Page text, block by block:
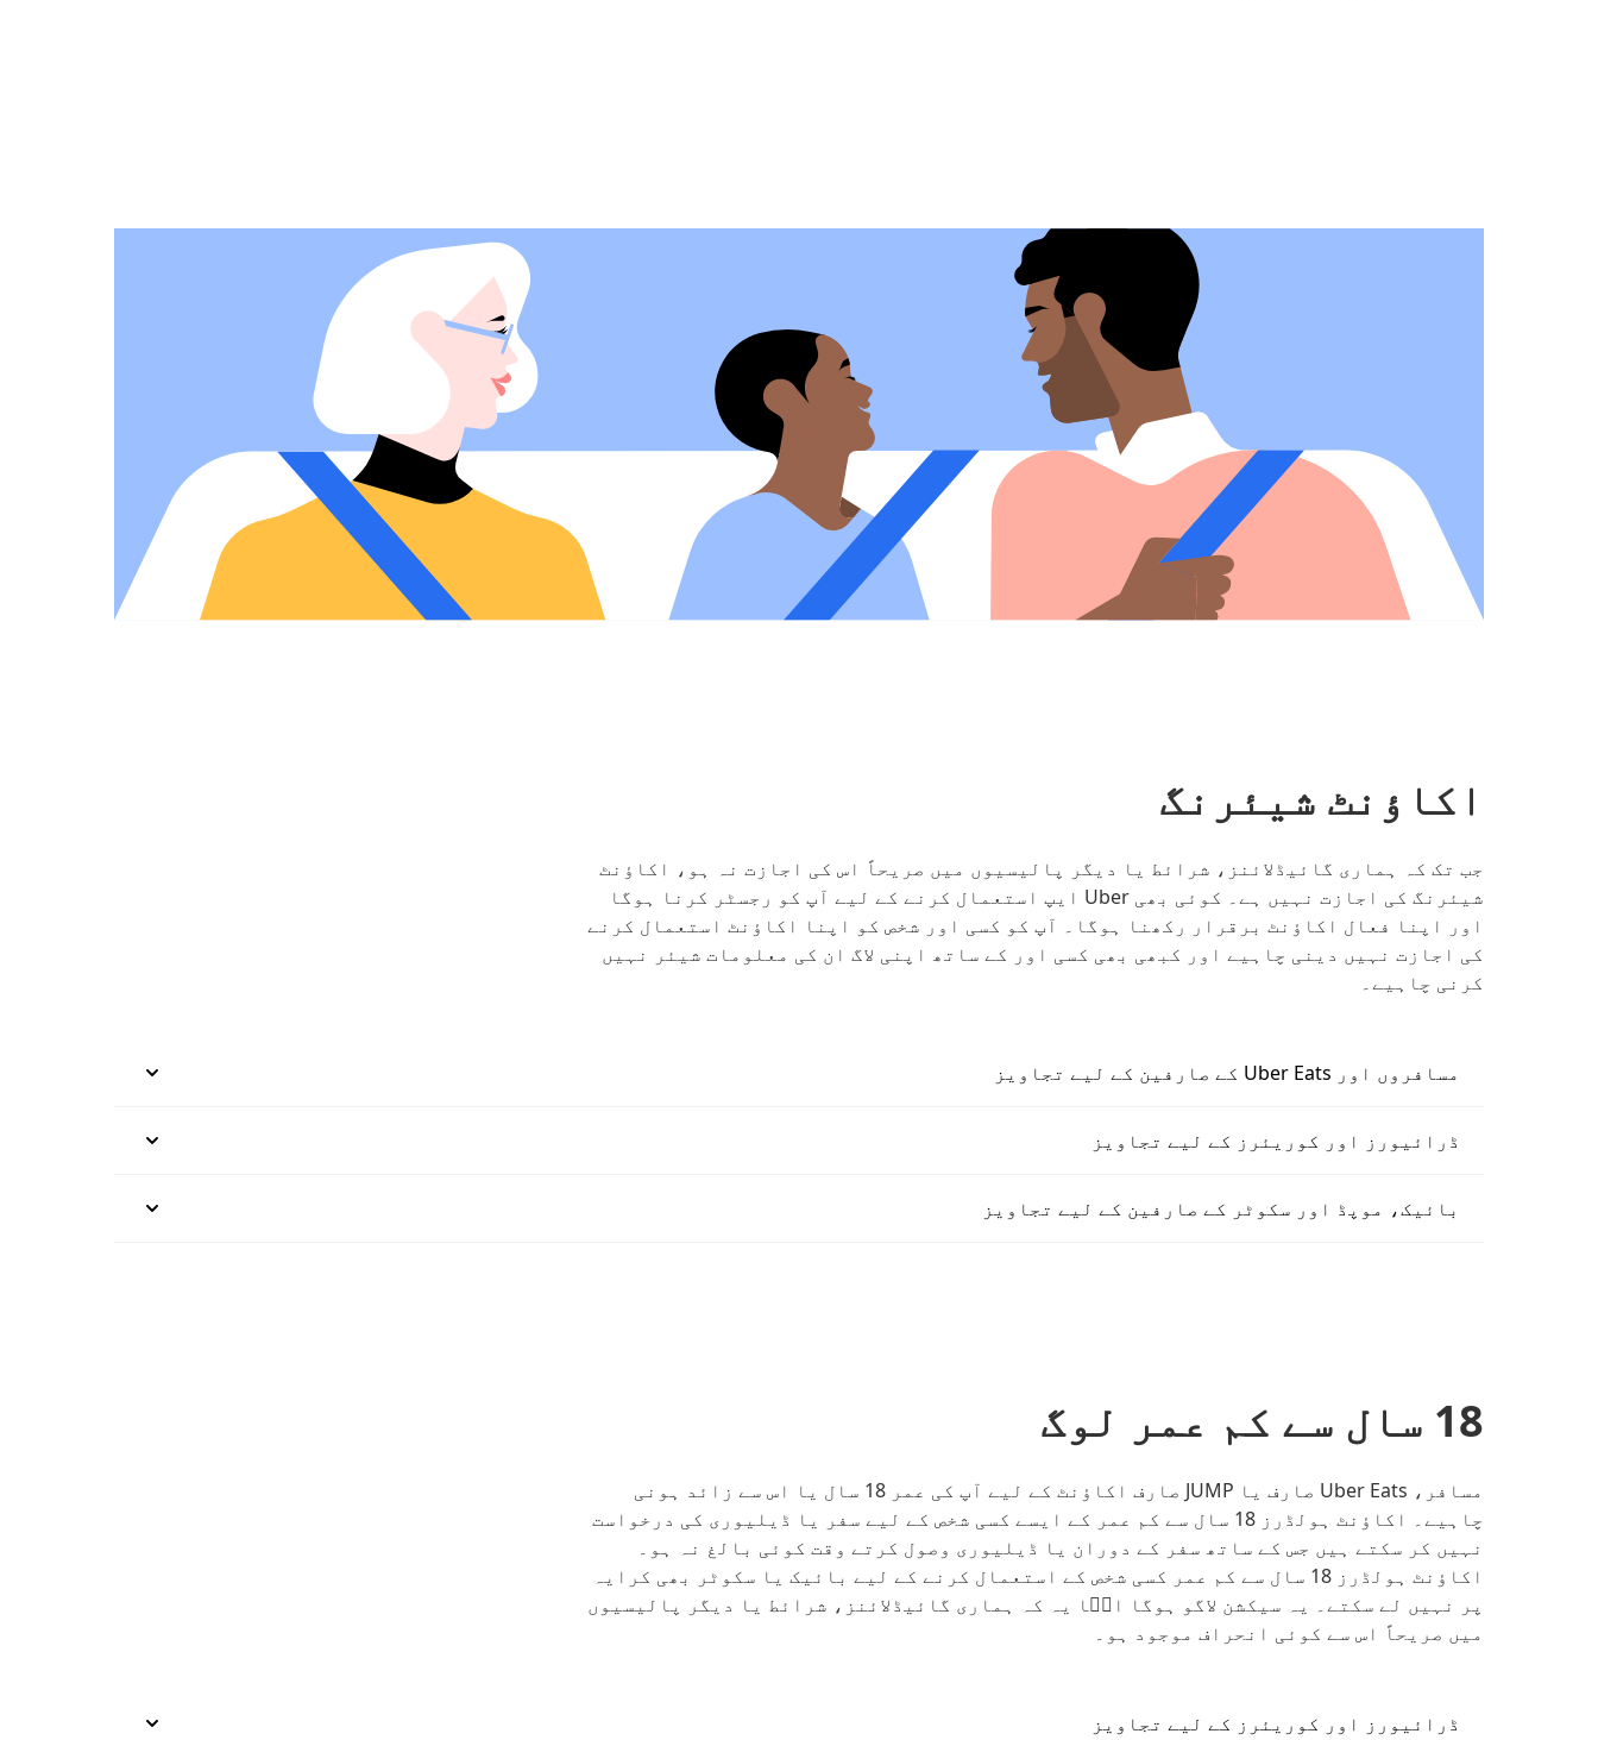
اکاؤنٹ شیئرنگ
جب تک کہ ہماری گائیڈلائنز، شرائط یا دیگر پالیسیوں میں صریحاً اس کی اجازت نہ ہو، اکاؤنٹ
شیئرنگ کی اجازت نہیں ہے۔ کوئی بھی Uber ایپ استعمال کرنے کے لیے آپ کو رجسٹر کرنا ہوگا
اور اپنا فعال اکاؤنٹ برقرار رکھنا ہوگا۔ آپ کو کسی اور شخص کو اپنا اکاؤنٹ استعمال کرنے
کی اجازت نہیں دینی چاہیے اور کبھی بھی کسی اور کے ساتھ اپنی لاگ ان کی معلومات شیئر نہیں
کرنی چاہیے۔
مسافروں اور Uber Eats کے صارفین کے لیے تجاویز
ڈرائیورز اور کوریئرز کے لیے تجاویز
بائیک، موپڈ اور سکوٹر کے صارفین کے لیے تجاویز
18 سال سے کم عمر لوگ
مسافر، Uber Eats صارف یا JUMP صارف اکاؤنٹ کے لیے آپ کی عمر 18 سال یا اس سے زائد ہونی
چاہیے۔ اکاؤنٹ ہولڈرز 18 سال سے کم عمر کے ایسے کسی شخص کے لیے سفر یا ڈیلیوری کی درخواست
نہیں کر سکتے ہیں جس کے ساتھ سفر کے دوران یا ڈیلیوری وصول کرتے وقت کوئی بالغ نہ ہو۔
اکاؤنٹ ہولڈرز 18 سال سے کم عمر کسی شخص کے استعمال کرنے کے لیے بائیک یا سکوٹر بھی کرایہ
پر نہیں لے سکتے۔ یہ سیکشن لاگو ہوگا الؔا یہ کہ ہماری گائیڈلائنز، شرائط یا دیگر پالیسیوں
میں صریحاً اس سے کوئی انحراف موجود ہو۔
ڈرائیورز اور کوریئرز کے لیے تجاویز